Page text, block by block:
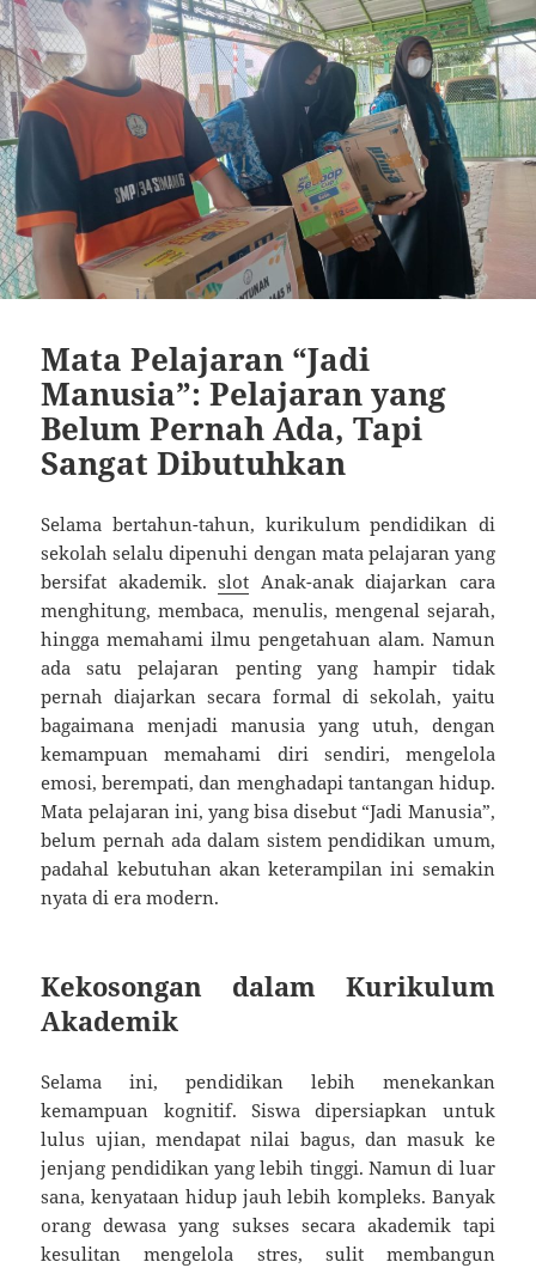
Mata Pelajaran “Jadi
Manusia”: Pelajaran yang
Belum Pernah Ada, Tapi
Sangat Dibutuhkan
Selama bertahun-tahun, kurikulum pendidikan di
sekolah selalu dipenuhi dengan mata pelajaran yang
bersifat akademik.slot Anak-anak diajarkan cara
menghitung, membaca, menulis, mengenal sejarah,
hingga memahami ilmu pengetahuan alam. Namun
ada satu pelajaran penting yang hampir tidak
pernah diajarkan secara formal di sekolah, yaitu
bagaimana menjadi manusia yang utuh, dengan
kemampuan memahami diri sendiri, mengelola
emosi, berempati, dan menghadapi tantangan hidup.
Mata pelajaran ini, yang bisa disebut “Jadi Manusia”,
belum pernah ada dalam sistem pendidikan umum,
padahal kebutuhan akan keterampilan ini semakin
nyata di era modern.
Kekosongan dalam Kurikulum
Akademik
Selama ini, pendidikan lebih menekankan
kemampuan kognitif. Siswa dipersiapkan untuk
lulus ujian, mendapat nilai bagus, dan masuk ke
jenjang pendidikan yang lebih tinggi. Namun di luar
sana, kenyataan hidup jauh lebih kompleks. Banyak
orang dewasa yang sukses secara akademik tapi
kesulitan mengelola stres, sulit membangun